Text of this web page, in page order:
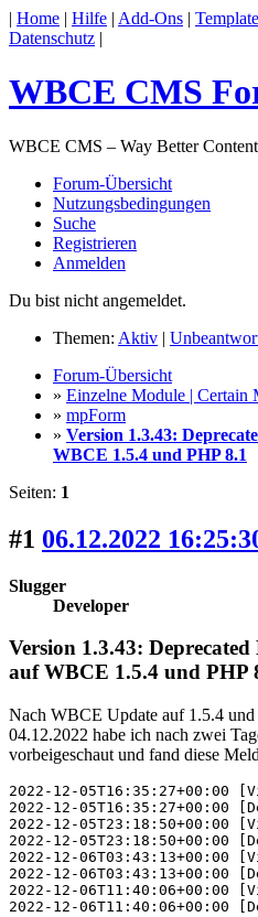
| Home | Hilfe | Add-Ons |
Datenschutz |
WBCE CMS
WBCE CMS – Way Better
Forum-Übersicht
Nutzungsbedingungen
Suche
Registrieren
Anmelden
Du bist nicht angemeldet.
Themen: Aktiv |
Forum-Übersicht
» Einzelne Module | Certain
» mpForm
» Version 1.3.43:
WBCE 1.5.4 und PHP 8.1
Seiten: 1
#1 06.12.2022
Slugger
Developer
Version 1.3.43:
auf WBCE 1.5.4 und PHP
Nach WBCE Update auf 1.5.4
04.12.2022 habe ich nach zwei
vorbeigeschaut und fand diese
2022-12-
2022-12-
2022-12-
2022-12-
2022-12-06T03:43:13+00:00
2022-12-
2022-12-06T11:40:06+00:00
2022-12-